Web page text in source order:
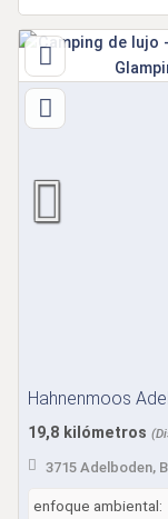
Hahnenmoos
19,8 kilómetros
3715 Adelboden,
enfoque ambiental: